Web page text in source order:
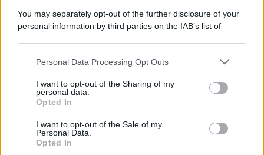
You may separately opt-out of the further disclosure of your
personal information by third parties on the IAB’s list of
This information may also be disclosed by us to third parties
disclose it to other third parties.
Please note that this website/app uses one or more Google
services and may gather and store information including but
not limited to your visit or usage behaviour. You may click to
grant or deny consent to Google and its third-party tags to
Personal Data Processing Opt Outs
I want to opt-out of the Sharing of my
personal data.
Opted In
I want to opt-out of the Sale of my
Personal Data.
Opted In